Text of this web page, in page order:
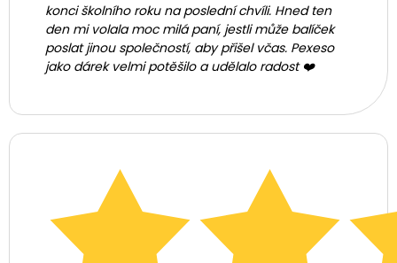
konci školního roku na poslední chvíli. Hned ten
den mi volala moc milá paní, jestli může balíček
poslat jinou společností, aby přišel včas. Pexeso
jako dárek velmi potěšilo a udělalo radost ❤️